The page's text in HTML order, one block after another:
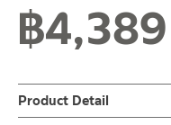
฿4,389
Product Detail